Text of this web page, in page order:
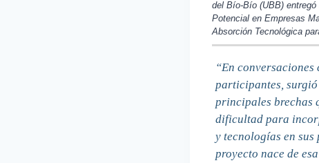
del Bío-Bío (UBB)
Potencial en Empresas
Absorción Tecnológica
“En conversaciones
participantes,
principales brechas
dificultad para
y tecnologías en sus
proyecto nace de